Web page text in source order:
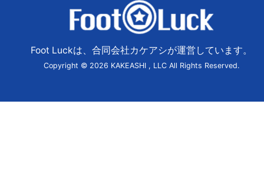
Foot Luckは、合同会社カケアシが運営しています。
Copyright © 2026 KAKEASHI , LLC All Rights Reserved.